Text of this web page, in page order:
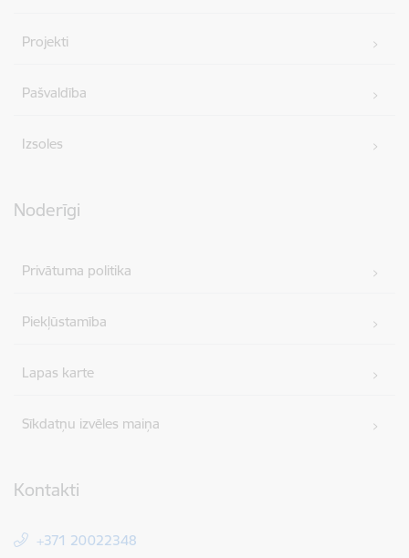
Projekti
Pašvaldība
Izsoles
Noderīgi
Privātuma politika
Piekļūstamība
Lapas karte
Sīkdatņu izvēles maiņa
Kontakti
+371 20022348